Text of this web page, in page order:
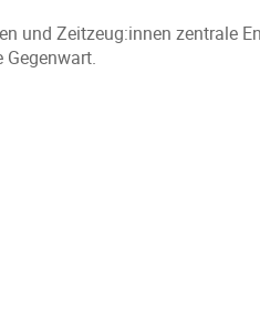
und Zeitzeug:innen zentrale